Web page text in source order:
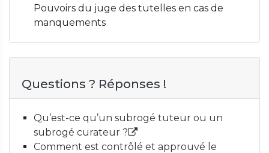
Pouvoirs du juge des tutelles en cas de
manquements
Questions ? Réponses !
Qu’est-ce qu’un subrogé tuteur ou un
subrogé curateur ?
Comment est contrôlé et approuvé le